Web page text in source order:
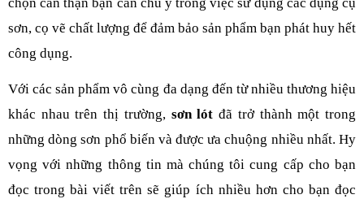
sơn, cọ vẽ chất lượng để đảm bảo sản phẩm bạn phát huy hết
công dụng.
Với các sản phẩm vô cùng đa dạng đến từ nhiều thương hiệu
khác nhau trên thị trường, sơn lót đã trở thành một trong
những dòng sơn phổ biến và được ưa chuộng nhiều nhất. Hy
vọng với những thông tin mà chúng tôi cung cấp cho bạn
đọc trong bài viết trên sẽ giúp ích nhiều hơn cho bạn đọc